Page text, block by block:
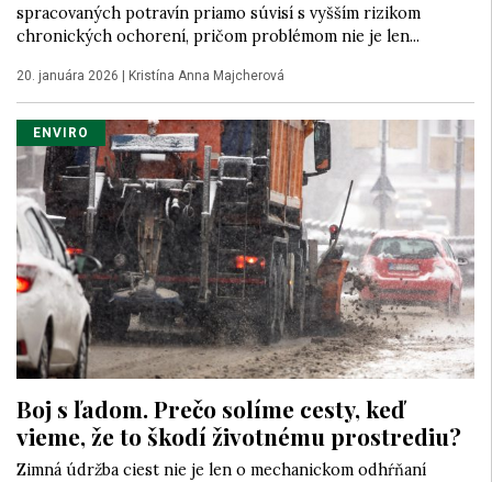
spracovaných potravín priamo súvisí s vyšším rizikom
chronických ochorení, pričom problémom nie je len...
20. januára 2026 Kristína Anna Majcherová
ENVIRO
Boj s ľadom. Prečo solíme cesty, keď
vieme, že to škodí životnému prostrediu?
Zimná údržba ciest nie je len o mechanickom odhŕňaní